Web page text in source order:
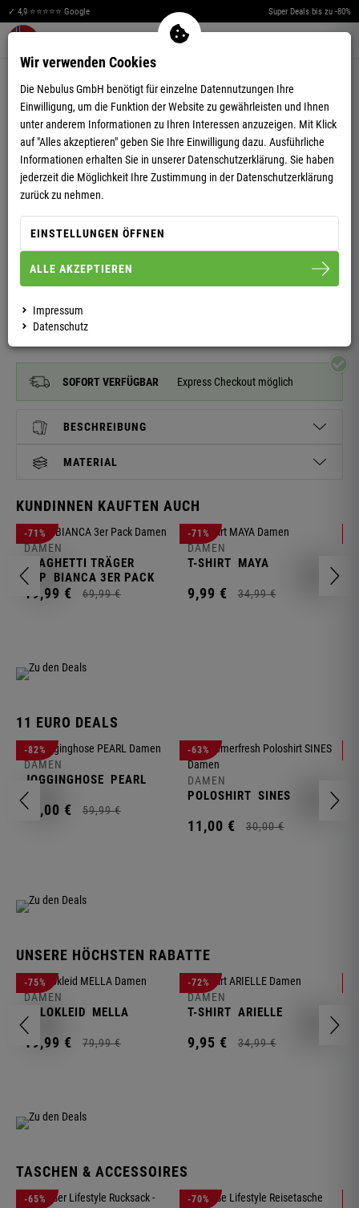
✓ 4,9 ⭐⭐⭐⭐⭐ Google Super Deals bis zu -80%
Warenkorb aufklappen
WINTERJACKE TERRY DAMEN
SOFORT VERFÜGBAR Express Checkout möglich
BESCHREIBUNG
MATERIAL
KUNDINNEN KAUFTEN AUCH
-71%
DAMEN
SPAGHETTI TRÄGER
TOP
BIANCA 3ER PACK
19,99 € 69,99 €
-71%
DAMEN
T-SHIRT MAYA
9,99 € 34,99 €
11 EURO DEALS
-82%
DAMEN
JOGGINGHOSE PEARL
11,00 € 59,99 €
-63%
DAMEN
POLOSHIRT SINES
11,00 € 30,00 €
UNSERE HÖCHSTEN RABATTE
-75%
DAMEN
POLOKLEID MELLA
19,99 € 79,99 €
-72%
DAMEN
T-SHIRT ARIELLE
9,95 € 34,99 €
TASCHEN & ACCESSOIRES
-65% -70%
Wir verwenden Cookies
Die Nebulus GmbH benötigt für einzelne Datennutzungen Ihre
Einwilligung, um die Funktion der Website zu gewährleisten und Ihnen
unter anderem Informationen zu Ihren Interessen anzuzeigen. Mit Klick
auf "Alles akzeptieren" geben Sie Ihre Einwilligung dazu. Ausführliche
Informationen erhalten Sie in unserer Datenschutzerklärung. Sie haben
jederzeit die Möglichkeit Ihre Zustimmung in der Datenschutzerklärung
zurück zu nehmen.
EINSTELLUNGEN ÖFFNEN
ALLE AKZEPTIEREN
Impressum
Datenschutz